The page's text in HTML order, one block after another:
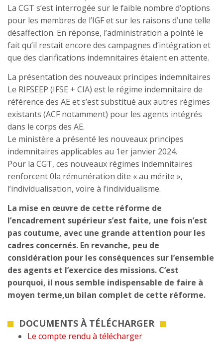
La CGT s’est interrogée sur le faible nombre d’options
pour les membres de l’IGF et sur les raisons d’une telle
désaffection. En réponse, l’administration a pointé le
fait qu’il restait encore des campagnes d’intégration et
que des clarifications indemnitaires étaient en attente.
La présentation des nouveaux principes indemnitaires
Le RIFSEEP (IFSE + CIA) est le régime indemnitaire de
référence des AE et s’est substitué aux autres régimes
existants (ACF notamment) pour les agents intégrés
dans le corps des AE.
Le ministère a présenté les nouveaux principes
indemnitaires applicables au 1er janvier 2024.
Pour la CGT, ces nouveaux régimes indemnitaires
renforcent 0la rémunération dite « au mérite »,
l’individualisation, voire à l’individualisme.
La mise en œuvre de cette réforme de
l’encadrement supérieur s’est faite, une fois n’est
pas coutume, avec une grande attention pour les
cadres concernés. En revanche, peu de
considération pour les conséquences sur l’ensemble
des agents et l’exercice des missions. C’est
pourquoi, il nous semble indispensable de faire à
moyen terme,un bilan complet de cette réforme.
DOCUMENTS À TÉLÉCHARGER
Le compte rendu à télécharger